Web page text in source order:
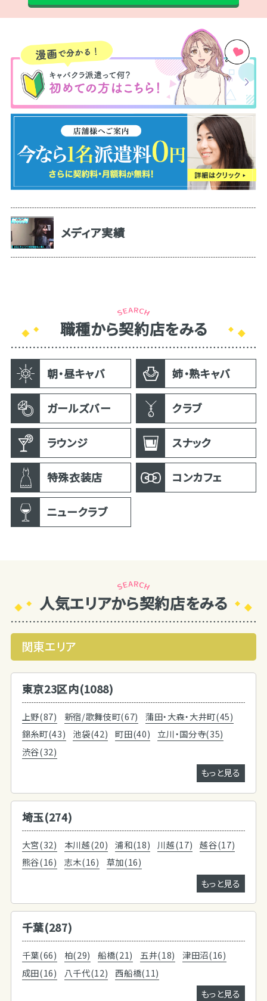
メディア実績
職種から契約店をみる
朝・昼キャバ 姉・熟キャバ
ガールズバー クラブ
ラウンジ スナック
特殊衣装店 コンカフェ
ニュークラブ
人気エリアから契約店をみる
関東エリア
東京23区内(1088)
上野(87) 新宿/歌舞伎町(67)
蒲田・大森・大井町(45)
錦糸町(43)
池袋(42) 町田(40)
立川・国分寺(35)
渋谷(32)
もっと見る
埼玉(274)
大宮(32) 本川越(20) 浦和(18) 川越(17)
越谷(17)
熊谷(16)
志木(16)
草加(16)
もっと見る
千葉(287)
千葉(66) 柏(29) 船橋(21) 五井(18)
津田沼(16)
成田(16)
八千代(12)
西船橋(11)
もっと見る